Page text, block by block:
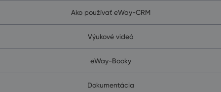
Ako používať eWay-CRM
Výukové videá
eWay-Booky
Dokumentácia